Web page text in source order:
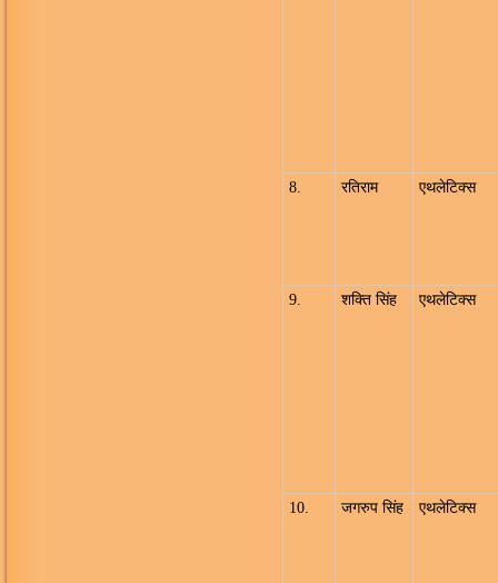
8. रतिराम एथलेटिक्स
9. शक्ति सिंह एथलेटिक्स
10. जगरुप सिंह एथलेटिक्स